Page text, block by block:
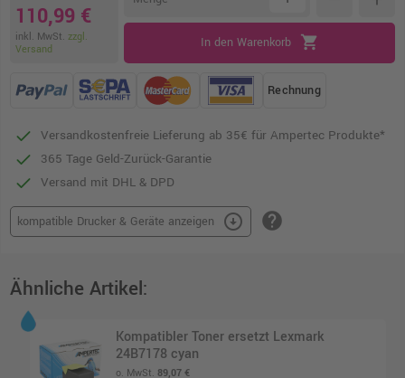
110,99 €
inkl. MwSt. zzgl.
Versand
In den Warenkorb shopping_cart
Rechnung
Versandkostenfreie Lieferung ab 35€ für Ampertec Produkte*
365 Tage Geld-Zurück-Garantie
Versand mit DHL & DPD
kompatible Drucker & Geräte anzeigen arrow_circle_down help
Ähnliche Artikel:
Kompatibler Toner ersetzt Lexmark
24B7178 cyan
o. MwSt. 89,07 €